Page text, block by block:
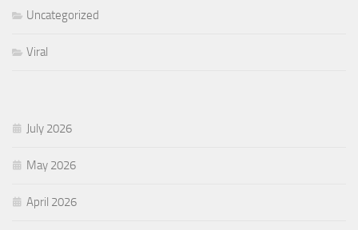
Uncategorized
Viral
July 2026
May 2026
April 2026